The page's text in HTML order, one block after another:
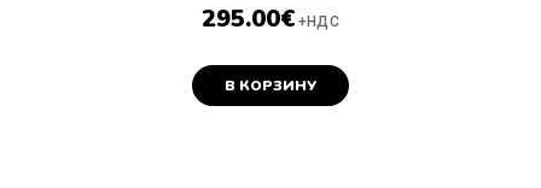
295.00€ +НДС
В КОРЗИНУ